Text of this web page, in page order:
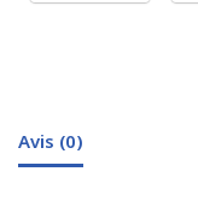
Avis (0)